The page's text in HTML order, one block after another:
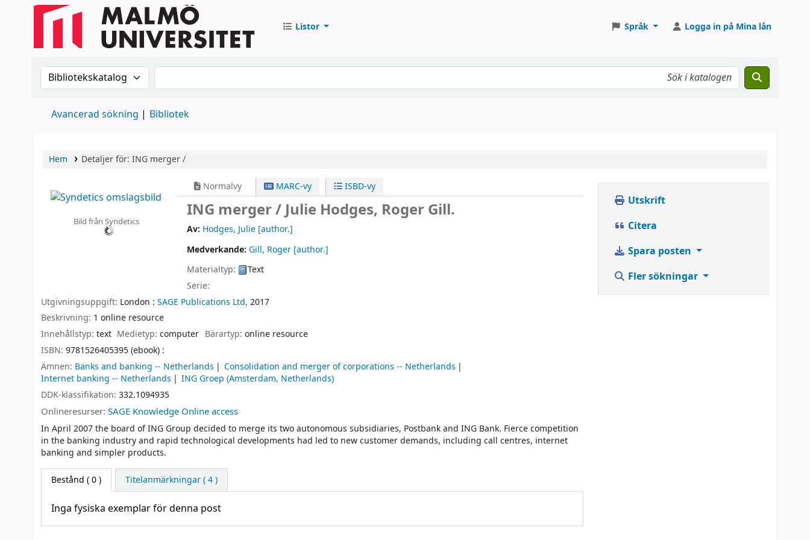
Listor Språk Logga in på Mina lån
Sök i katalogen efter:Sök i katalogen
Avancerad sökning Bibliotek
Hem Detaljer för: ING merger /
Bild från Syndetics
Normalvy MARC-vy ISBD-vy
ING merger /Julie Hodges, Roger Gill.
Av: Hodges, Julie[author.]
Medverkande:Gill, Roger [author.]
Materialtyp:
Text
Serie:
Utgivningsuppgift: London : SAGE Publications Ltd, 2017
Beskrivning: 1 online resource
Innehållstyp: text Medietyp:computer Bärartyp: online resource
ISBN: 9781526405395 (ebook) :
Ämnen: Banks and banking -- Netherlands
Consolidation and merger of corporations -- Netherlands
Internet banking -- Netherlands
ING Groep (Amsterdam, Netherlands)
DDK-klassifikation: 332.1094935
Onlineresurser: SAGE Knowledge Online access
In April 2007 the board of ING Group decided to merge its two autonomous subsidiaries, Postbank and ING Bank. Fierce competition
in the banking industry and rapid technological developments had led to new customer demands, including call centres, internet
banking and simpler products.
Bestånd ( 0 ) Titelanmärkningar ( 4 )
Inga fysiska exemplar för denna post
Utskrift
Citera
Spara posten
Fler sökningar